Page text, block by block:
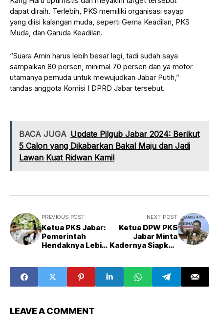
dapat diraih. Terlebih, PKS memiliki organisasi sayap
yang diisi kalangan muda, seperti Gema Keadilan, PKS
Muda, dan Garuda Keadilan.
“Suara Amin harus lebih besar lagi, tadi sudah saya
sampaikan 80 persen, minimal 70 persen dan ya motor
utamanya pemuda untuk mewujudkan Jabar Putih,”
tandas anggota Komisi I DPRD Jabar tersebut.
BACA JUGA Update Pilgub Jabar 2024: Berikut
5 Calon yang Dikabarkan Bakal Maju dan Jadi
Lawan Kuat Ridwan Kamil
PREVIOUS POST
Ketua PKS Jabar:
Pemerintah
Hendaknya Lebih
NEXT POST
Ketua DPW PKS
Jabar Minta
Kadernya Siapkan
3 Calon yang Maju
Bakal Seru
LEAVE A COMMENT